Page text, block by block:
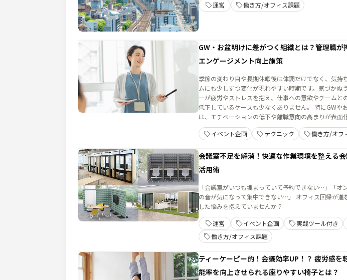
運営 働き方/オフィス課題
GW・お盆明けに差がつく組織とは？管理職が
エンゲージメント向上施策
季節の変わり目や長期休暇後は体調だけでなく、気持
ムにも少しずつ変化が現れやすい時期です。気づかぬ
ーが疲労やストレスを抱え、仕事への意欲やチームと
低下しているケースも少なくありません。 特にGWやお盆休み明け
は、モチベーションの低下や離職意向の高まりが表面
イミングともいわれています。 一方で、この時期に適切なコミュ
ニケーションやフォローを行い、従業員エンゲージメ
長期的な定着率や生産性の向上にもつなげています。 では、長期
か。
イベント企画 テクニック 働き方/オフ
会議室不足を解消！快適な作業環境を整える
活用術
「会議室がいつも埋まっていて予約できない…」「オ
の音が気になって集中できない…」 オフィス回帰が進む今、こう
した悩みを抱えていませんか？
運営
イベント企画 実践ツール付き
働き方/オフィス課題
ティーケーピー的！会議効率UP！？ 疲労感を
能率を向上させられる座りやすい椅子とは？